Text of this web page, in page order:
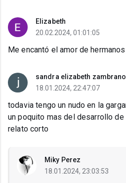
Elizabeth
20.02.2024, 01:01:05
Me encantó el amor de
sandra elizabeth zambrano
18.01.2024, 22:47:07
todavia tengo un nudo en la
un poquito mas del desarrollo de
relato corto
Miky Perez
18.01.2024, 23:03:53